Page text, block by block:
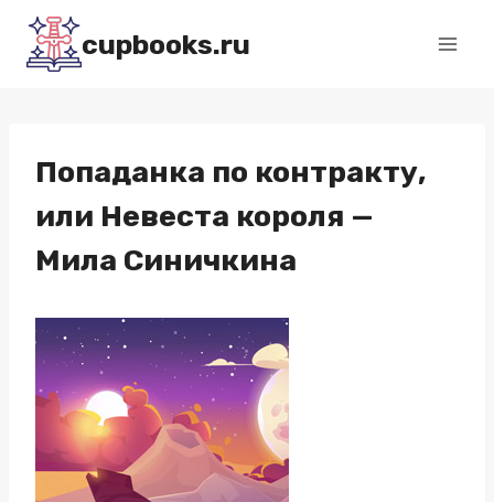
Перейти
содержимому
cupbooks.ru
Попаданка по контракту,
или Невеста короля —
Мила Синичкина